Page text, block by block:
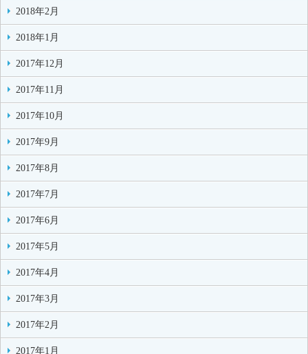
2018年2月
2018年1月
2017年12月
2017年11月
2017年10月
2017年9月
2017年8月
2017年7月
2017年6月
2017年5月
2017年4月
2017年3月
2017年2月
2017年1月